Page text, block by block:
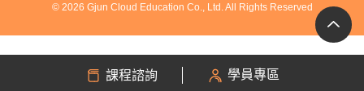
© 2026 Gjun Cloud Education Co., Ltd. All Rights Reserved
課程諮詢 學員專區